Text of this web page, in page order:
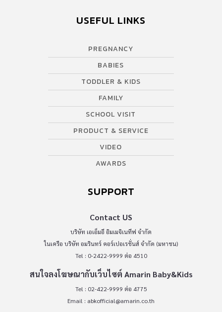
USEFUL LINKS
PREGNANCY
BABIES
TODDLER & KIDS
FAMILY
SCHOOL VISIT
PRODUCT & SERVICE
VIDEO
AWARDS
SUPPORT
Contact US
บริษัท เอเอ็มอี อิมเมจิเนทีฟ จำกัด
ในเครือ บริษัท อมรินทร์ คอร์เปอเรชั่นส์ จำกัด (มหาชน)
Tel : 0-2422-9999 ต่อ 4510
สนใจลงโฆษณากับเว็บไซต์ Amarin Baby&Kids
Tel : 02-422-9999 ต่อ 4775
Email : abkofficial@amarin.co.th